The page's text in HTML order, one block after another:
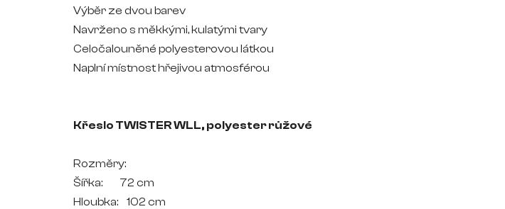
Výběr ze dvou barev
Navrženo s měkkými, kulatými tvary
Celočalouněné polyesterovou látkou
Naplní místnost hřejivou atmosférou
Křeslo TWISTER WLL, polyester růžové
Rozměry:
Šířka: 72 cm
Hloubka: 102 cm